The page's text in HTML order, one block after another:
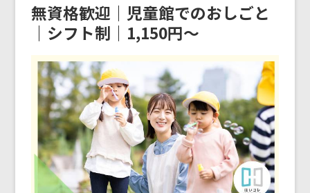
無資格歓迎｜児童館でのおしごと
｜シフト制｜1,150円～